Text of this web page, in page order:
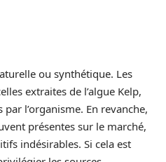
ou synthétique. Les
extraites de l’algue Kelp,
l’organisme. En revanche,
présentes sur le marché,
indésirables. Si cela est